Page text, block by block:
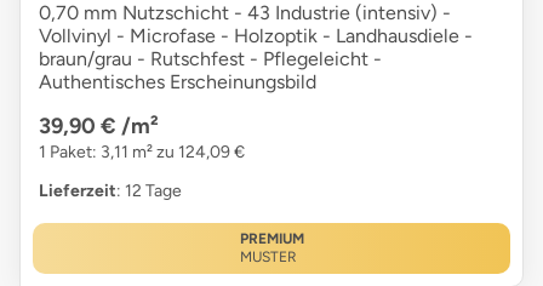
0,70 mm Nutzschicht - 43 Industrie (intensiv) -
Vollvinyl - Microfase - Holzoptik - Landhausdiele -
braun/grau - Rutschfest - Pflegeleicht -
Authentisches Erscheinungsbild
39,90 € /m²
1 Paket: 3,11 m² zu 124,09 €
Lieferzeit: 12 Tage
PREMIUM
MUSTER